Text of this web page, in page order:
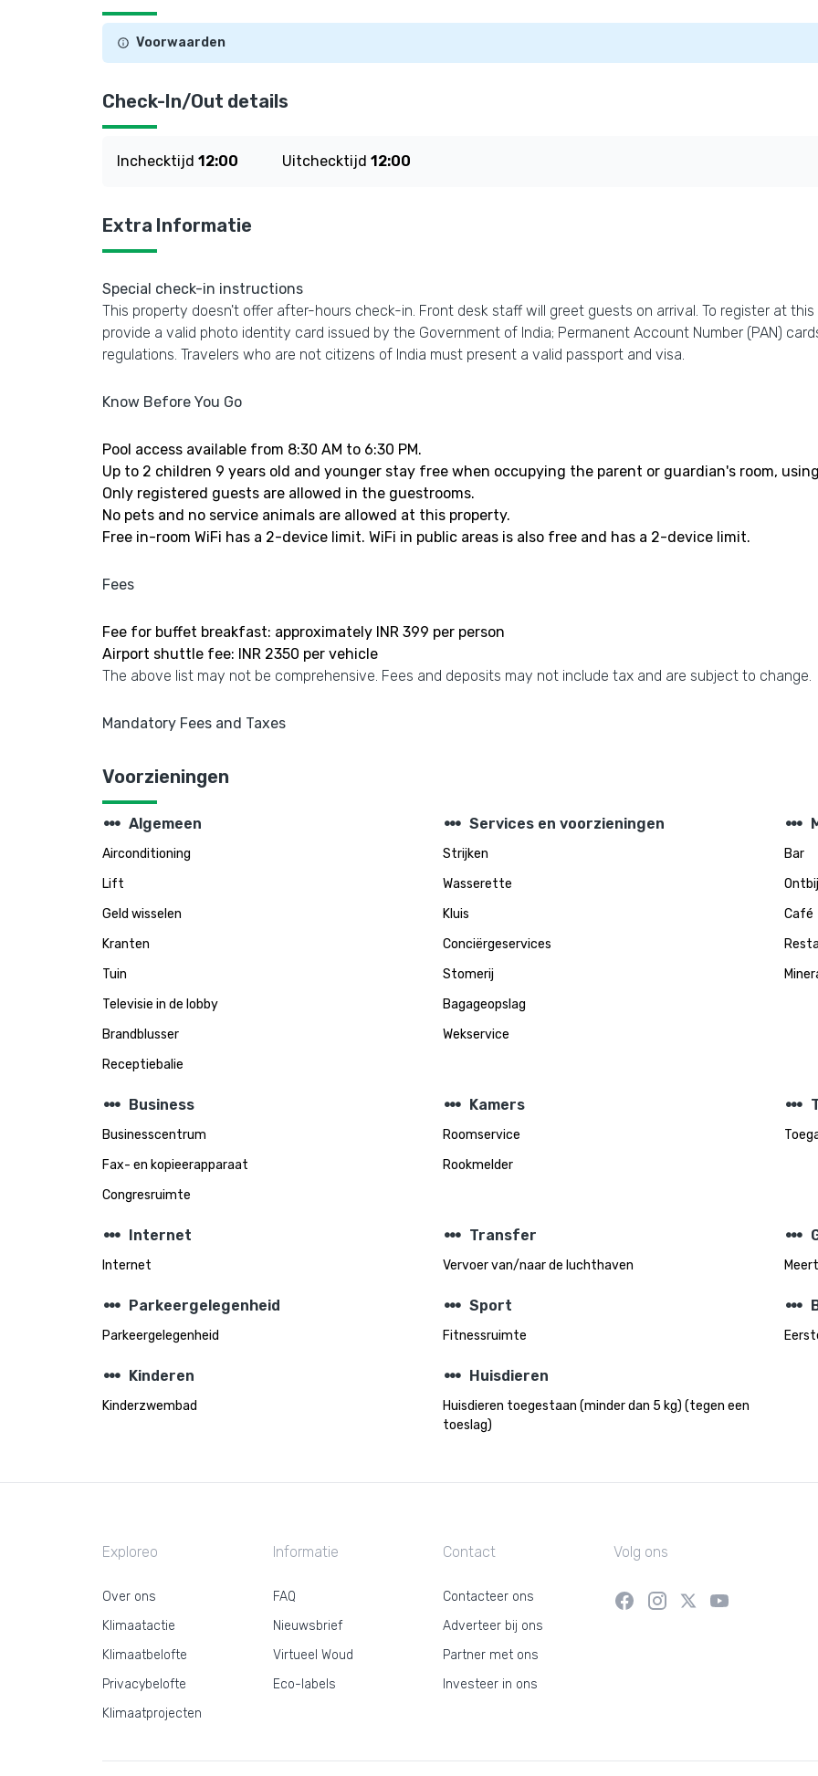
Voorwaarden
Check-In/Out details
Inchecktijd 12:00 Uitchecktijd 12:00
Extra Informatie
Special check-in instructions
This property doesn't offer after-hours check-in. Front desk staff will greet guests on arrival. To register at
provide a valid photo identity card issued by the Government of India; Permanent Account Number (PAN)
regulations. Travelers who are not citizens of India must present a valid passport and visa.
Know Before You Go
Pool access available from 8:30 AM to 6:30 PM.
Up to 2 children 9 years old and younger stay free when occupying the parent or guardian's room,
Only registered guests are allowed in the guestrooms.
No pets and no service animals are allowed at this property.
Free in-room WiFi has a 2-device limit. WiFi in public areas is also free and has a 2-device limit.
Fees
Fee for buffet breakfast: approximately INR 399 per person
Airport shuttle fee: INR 2350 per vehicle
The above list may not be comprehensive. Fees and deposits may not include tax and are subject to change.
Mandatory Fees and Taxes
Voorzieningen
steppers Algemeen
Airconditioning
Lift
Geld wisselen
Kranten
Tuin
Televisie in de lobby
Brandblusser
Receptiebalie
steppers Services en voorzieningen
Strijken
Wasserette
Kluis
Conciërgeservices
Stomerij
Bagageopslag
Wekservice
steppers
Bar
Café
steppers Business
Businesscentrum
Fax- en kopieerapparaat
Congresruimte
steppers Kamers
Roomservice
Rookmelder
steppers
steppers Internet
Internet
steppers Transfer
Vervoer van/naar de luchthaven
steppers
steppers Parkeergelegenheid
Parkeergelegenheid
steppers Sport
Fitnessruimte
steppers
steppers Kinderen
Kinderzwembad
steppers Huisdieren
Huisdieren toegestaan (minder dan 5 kg) (tegen een
toeslag)
Exploreo
Over ons
Klimaatactie
Klimaatbelofte
Privacybelofte
Klimaatprojecten
Informatie
FAQ
Nieuwsbrief
Virtueel Woud
Eco-labels
Contact
Contacteer ons
Adverteer bij ons
Partner met ons
Investeer in ons
Volg ons